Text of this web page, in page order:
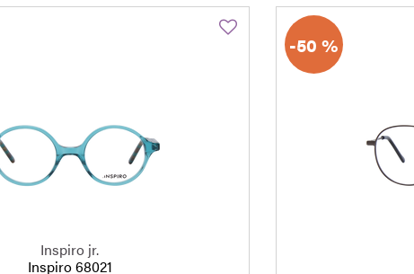
Inspiro jr.
Inspiro 68021
-50 %